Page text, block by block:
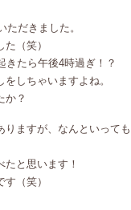
だきました。
（笑）
たら午後4時過ぎ！？
しちゃいますよね。
か？
ますが、なんといって
と思います！
（笑）